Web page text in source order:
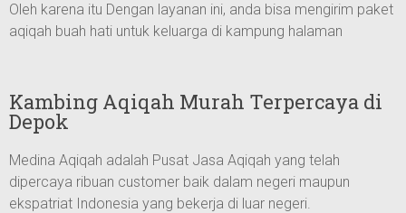
Oleh karena itu Dengan layanan ini, anda bisa mengirim paket
aqiqah buah hati untuk keluarga di kampung halaman
Kambing Aqiqah Murah Terpercaya di
Depok
Medina Aqiqah adalah Pusat Jasa Aqiqah yang telah
dipercaya ribuan customer baik dalam negeri maupun
ekspatriat Indonesia yang bekerja di luar negeri.